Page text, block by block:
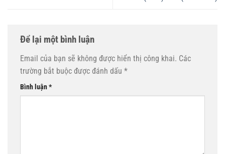
Để lại một bình luận
Email của bạn sẽ không được hiển thị công khai. Các
trường bắt buộc được đánh dấu *
Bình luận*